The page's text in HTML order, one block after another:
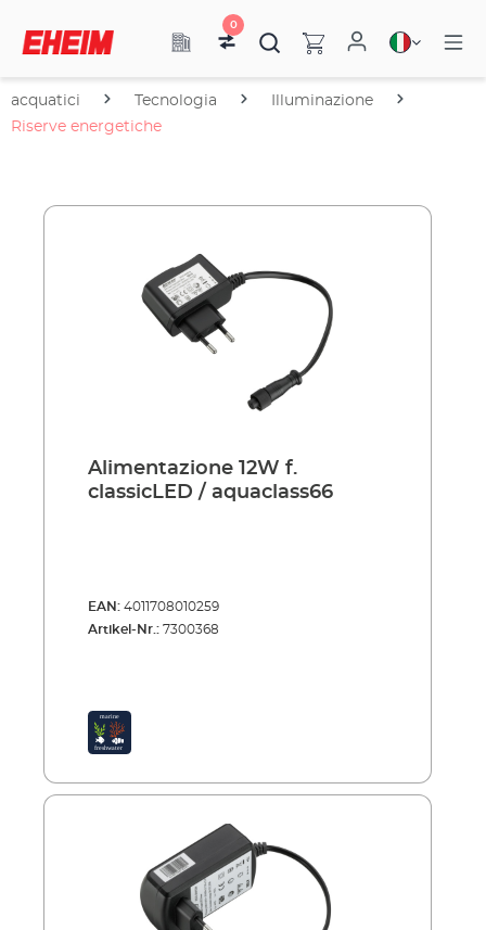
0
acquatici Tecnologia
Illuminazione
Riserve energetiche
Alimentazione 12W f.
classicLED / aquaclass66
EAN: 4011708010259
Artikel-Nr.: 7300368